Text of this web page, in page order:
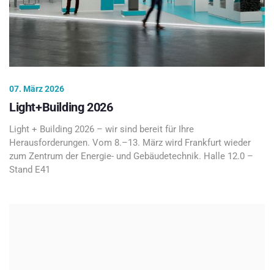
07. März 2026
Light+Building 2026
Light + Building 2026 – wir sind bereit für Ihre
Herausforderungen. Vom 8.–13. März wird Frankfurt wieder
zum Zentrum der Energie- und Gebäudetechnik. Halle 12.0 –
Stand E41